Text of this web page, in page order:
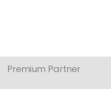
Premium Partner